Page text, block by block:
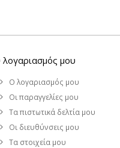
μου
Ο λογαριασμός μου
Οι παραγγελίες μου
Τα πιστωτικά δελτία μου
Οι διευθύνσεις μου
Τα στοιχεία μου